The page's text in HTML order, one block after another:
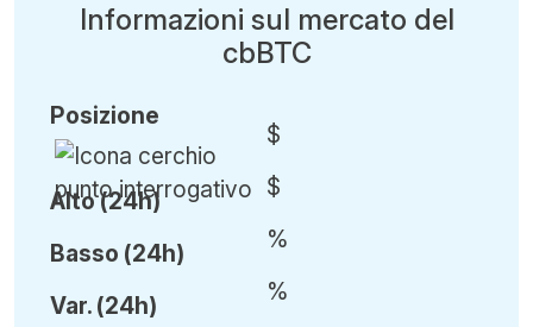
Informazioni sul mercato del
cbBTC
Posizione
Alto (24h)
Basso (24h)
Var. (24h)
$
$
%
%